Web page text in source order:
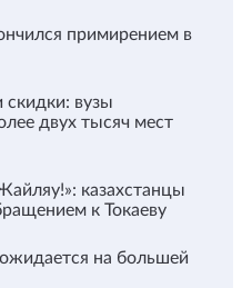
примирением в
скидки: вузы
двух тысяч мест
казахстанцы
к Токаеву
на большей